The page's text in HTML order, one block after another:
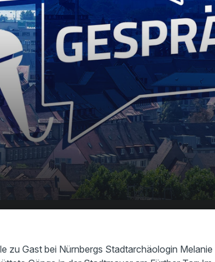
zu Gast bei Nürnbergs Stadtarchäologin